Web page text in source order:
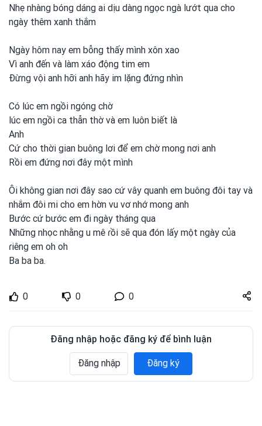
Nhẹ nhàng bóng dáng ai dịu dàng ngọc ngà lướt qua cho
ngày thêm xanh thắm
Ngày hôm nay em bỗng thấy mình xôn xao
Vì anh đến và làm xáo động tim em
Đừng vội anh hỡi anh hãy im lặng đứng nhìn
Có lúc em ngồi ngóng chờ
lúc em ngồi ca thẫn thờ và em luôn biết là
Anh
Cứ cho thời gian buông lơi để em chờ mong nơi anh
Rồi em đứng nơi đây một mình
Ôi không gian nơi đây sao cứ vây quanh em buông đôi tay và
nhắm đôi mi cho em hờn vu vơ nhớ mong anh
Bước cứ bước em đi ngày tháng qua
Những nhọc nhằng u mê ɾồi sẽ qua đón lấy một ngày của
ɾiêng em oh oh
Ba ba ba.
0 0 0
Share
zuto.vn
Đăng nhập hoặc đăng ký để bình luận
Đăng nhập Đăng ký